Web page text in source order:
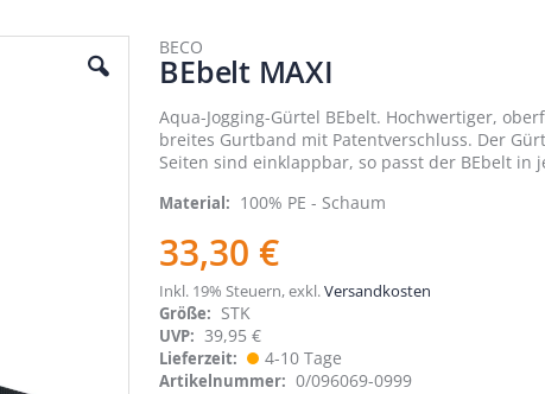
BECO
BEbelt MAXI
Aqua-Jogging-Gürtel BEbelt. Hochwertiger,
breites Gurtband mit Patentverschluss. Der
Seiten sind einklappbar, so passt der BEbelt in
Material 100% PE - Schaum
33,30 €
Inkl. 19% Steuern,exkl.Versandkosten
Größe
STK
UVP: 39,95 €
Lieferzeit 4-10 Tage
Artikelnummer 0/096069-0999